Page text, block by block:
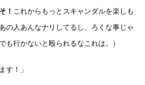
！ これからもっとスキャンダルを楽しも
の人あんなナリしてるし、ろくな事じゃ
も行かないと殴られるなこれは。）
す！」